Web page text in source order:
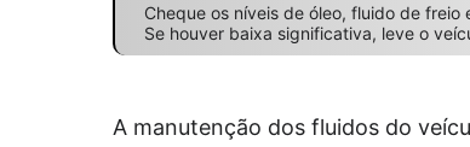
Cheque os níveis de óleo, fluido de
Se houver baixa significativa, leve o
A manutenção dos fluidos do